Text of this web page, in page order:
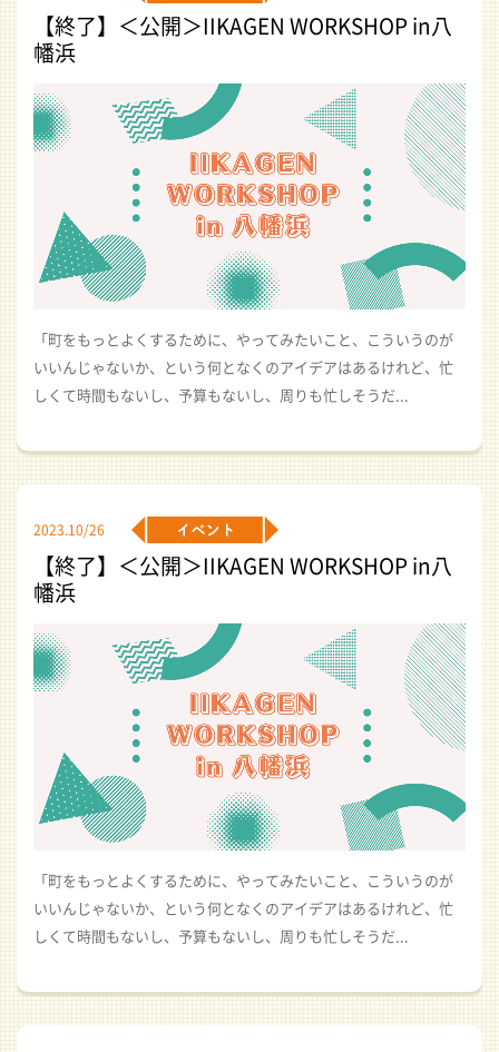
【終了】＜公開＞IIKAGEN WORKSHOP in八
幡浜
「町をもっとよくするために、やってみたいこと、こういうのが
いいんじゃないか、という何となくのアイデアはあるけれど、忙
しくて時間もないし、予算もないし、周りも忙しそうだ...
2023.10/26
【終了】＜公開＞IIKAGEN WORKSHOP in八
幡浜
「町をもっとよくするために、やってみたいこと、こういうのが
いいんじゃないか、という何となくのアイデアはあるけれど、忙
しくて時間もないし、予算もないし、周りも忙しそうだ...